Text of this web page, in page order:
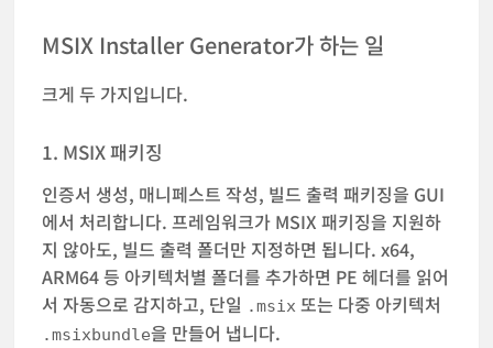
MSIX Installer Generator가 하는 일
크게 두 가지입니다.
1. MSIX 패키징
인증서 생성, 매니페스트 작성, 빌드 출력 패키징을 GUI
에서 처리합니다. 프레임워크가 MSIX 패키징을 지원하
지 않아도, 빌드 출력 폴더만 지정하면 됩니다. x64,
ARM64 등 아키텍처별 폴더를 추가하면 PE 헤더를 읽어
서 자동으로 감지하고, 단일 .msix 또는 다중 아키텍처
.msixbundle을 만들어 냅니다.